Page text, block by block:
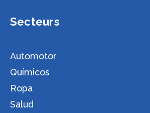
Secteurs
Automotor
Químicos
Ropa
Salud